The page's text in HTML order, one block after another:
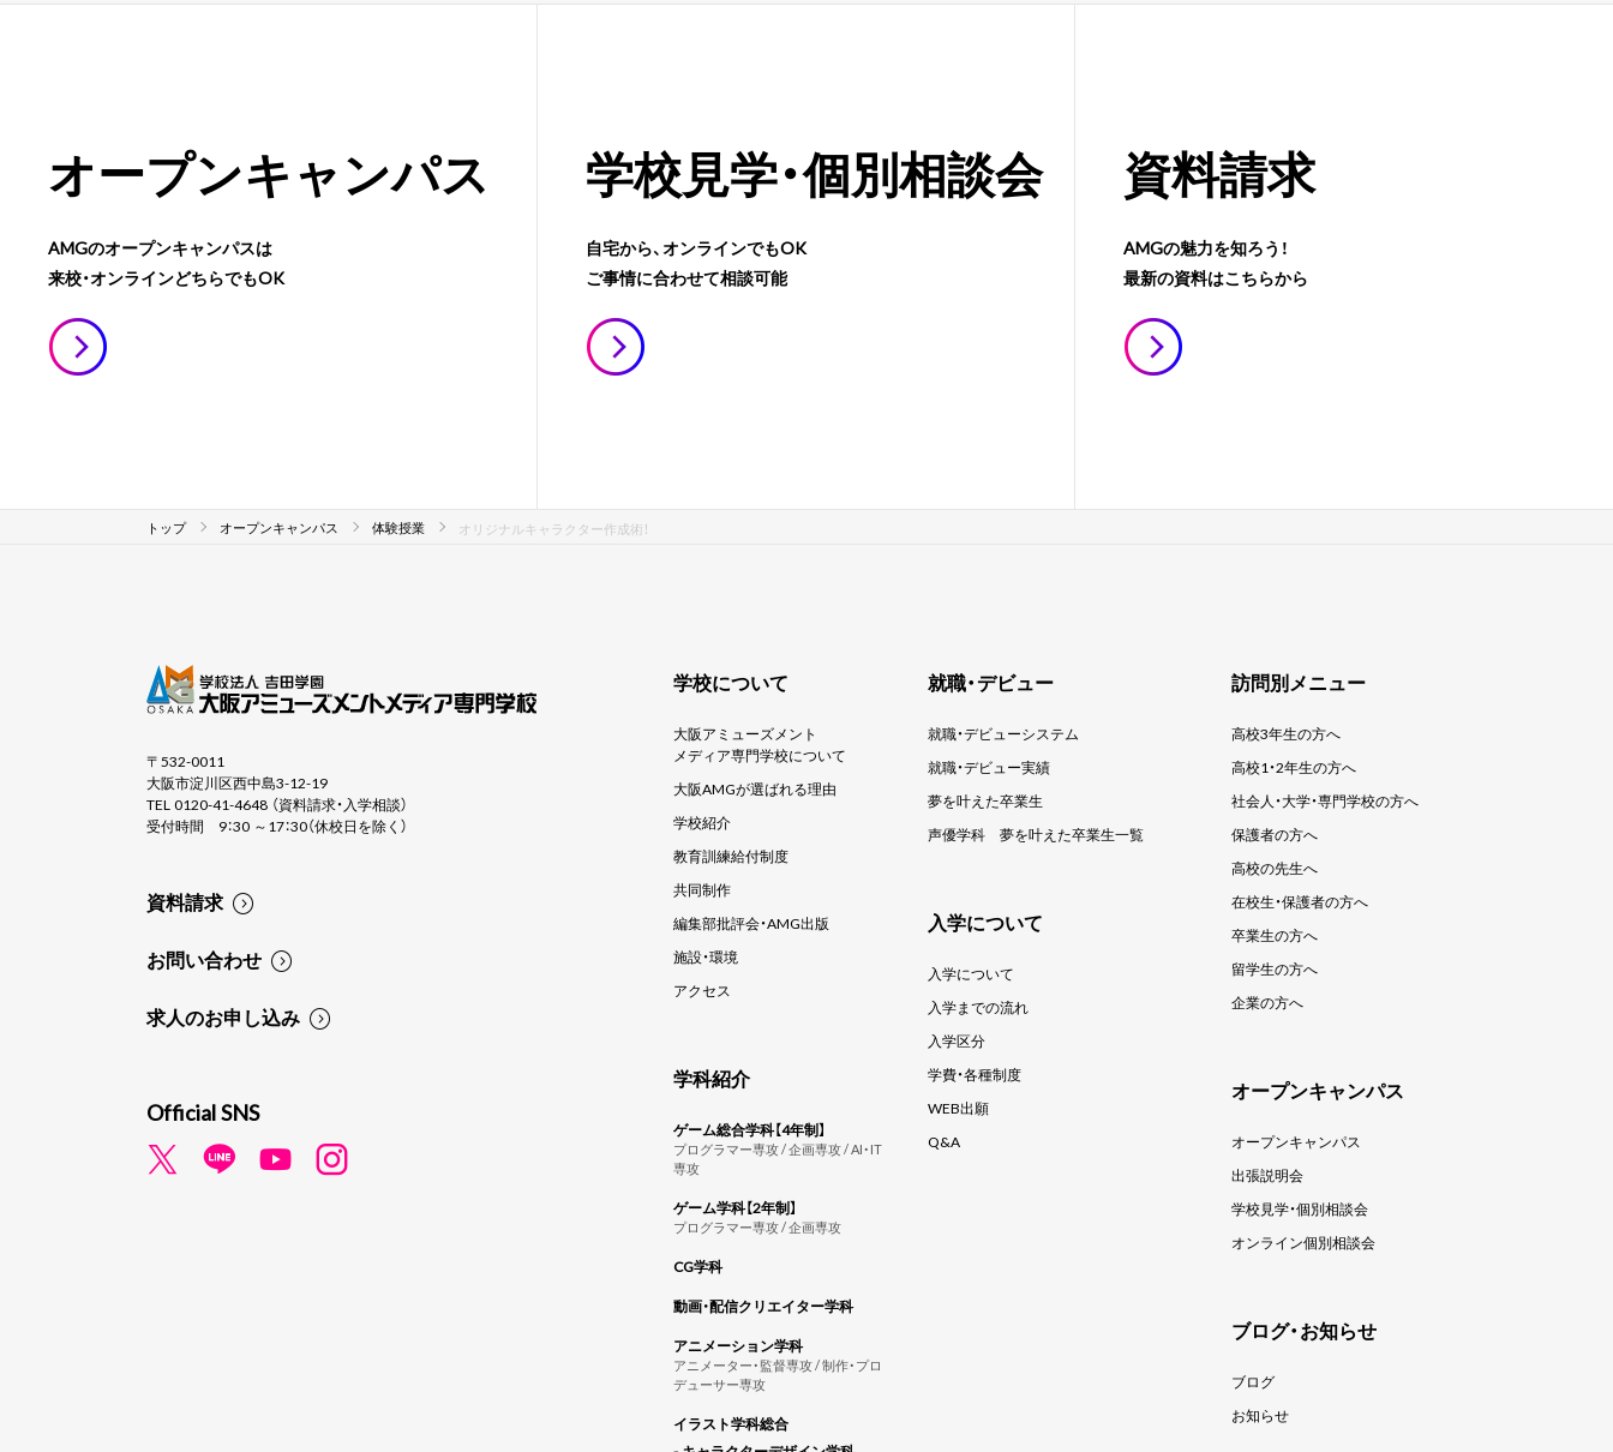
オープンキャンパス
AMGのオープンキャンパスは
来校・オンラインどちらでもOK
学校見学・個別相談会
自宅から、オンラインでもOK
ご事情に合わせて相談可能
資料請求
AMGの魅力を知ろう！
最新の資料はこちらから
トップ オープンキャンパス 体験授業 オリジナルキャラクター作成術！
学校について
大阪アミューズメント
メディア専門学校について
大阪AMGが選ばれる理由
学校紹介
教育訓練給付制度
共同制作
編集部批評会・AMG出版
施設・環境
アクセス
学科紹介
ゲーム総合学科【4年制】
プログラマー専攻 / 企画専攻 / AI・IT
専攻
ゲーム学科【2年制】
プログラマー専攻 / 企画専攻
CG学科
動画・配信クリエイター学科
アニメーション学科
アニメーター・監督専攻 / 制作・プロ
デューサー専攻
イラスト学科総合
就職・デビュー
就職・デビューシステム
就職・デビュー実績
夢を叶えた卒業生
声優学科 夢を叶えた卒業生一覧
入学について
入学について
入学までの流れ
入学区分
学費・各種制度
WEB出願
Q&A
訪問別メニュー
高校3年生の方へ
高校1・2年生の方へ
社会人・大学・専門学校の方へ
保護者の方へ
高校の先生へ
在校生・保護者の方へ
卒業生の方へ
留学生の方へ
企業の方へ
オープンキャンパス
オープンキャンパス
出張説明会
学校見学・個別相談会
オンライン個別相談会
ブログ・お知らせ
ブログ
お知らせ
〒532-0011
大阪市淀川区西中島3-12-19
TEL 0120-41-4648 （資料請求・入学相談）
受付時間 9：30 ～17：30（休校日を除く）
資料請求
お問い合わせ
求人のお申し込み
Official SNS